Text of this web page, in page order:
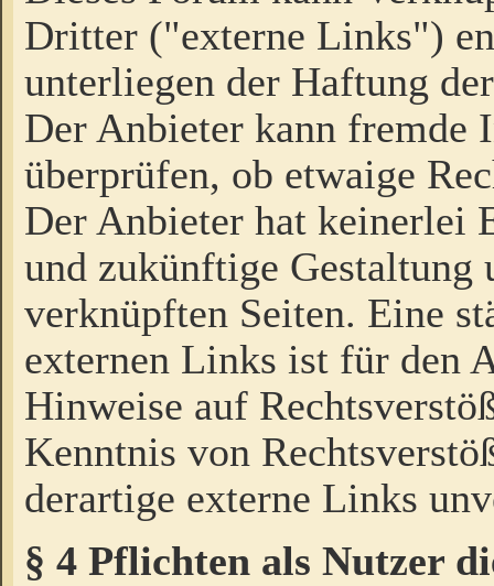
Dritter ("externe Links")
unterliegen der Haftung
Der Anbieter kann fremde
überprüfen, ob etwaige
Der Anbieter hat keinerlei
und zukünftige Gestaltung
verknüpften Seiten. Eine
externen Links ist für den
Hinweise auf
Kenntnis von
derartige externe Links
§ 4 Pflichten als Nutzer